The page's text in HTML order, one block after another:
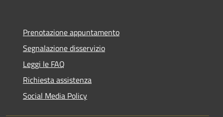
Prenotazione appuntamento
Segnalazione disservizio
Leggi le FAQ
Richiesta assistenza
Social Media Policy